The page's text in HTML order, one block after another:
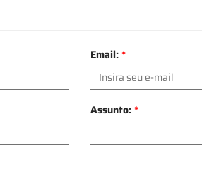
Email:*
Assunto:*